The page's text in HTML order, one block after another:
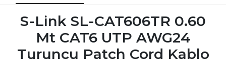
S-Link SL-CAT606TR 0.60
Mt CAT6 UTP AWG24
Turuncu Patch Cord Kablo